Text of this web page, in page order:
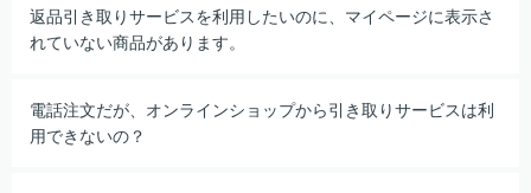
返品引き取りサービスを利用したいのに、マイページに表示さ
れていない商品があります。
電話注文だが、オンラインショップから引き取りサービスは利
用できないの？